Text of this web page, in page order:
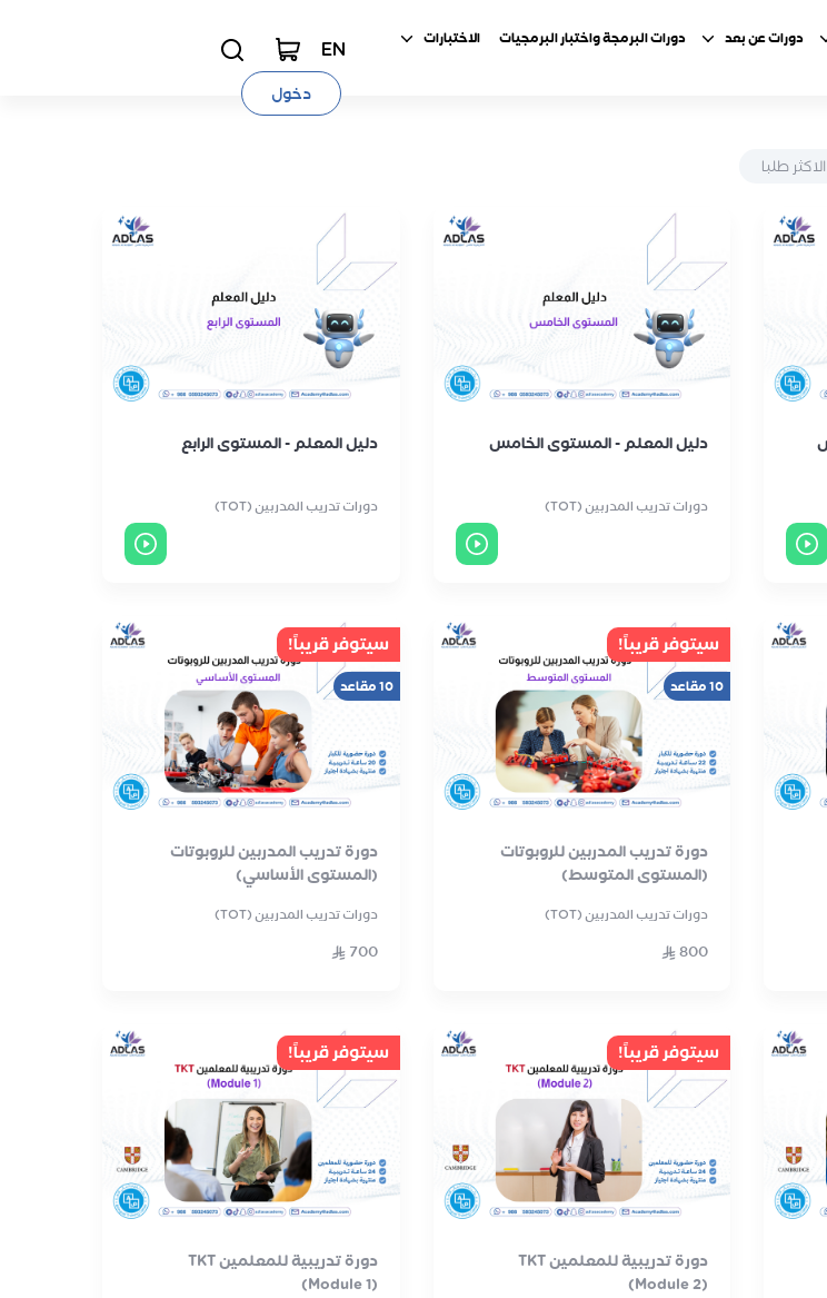
دورات عن بعد دورات البرمجة واختبار البرمجيات
الاختبارات
EN
دخول
الاكثر طلبا
دليل المعلم - المستوى الخامس
دورات تدريب المدربين (TOT)
دليل المعلم - المستوى الرابع
دورات تدريب المدربين (TOT)
سيتوفر قريباً!
10 مقاعد
دورة تدريب المدربين للروبوتات
(المستوى المتوسط)
دورات تدريب المدربين (TOT)
800
سيتوفر قريباً!
10 مقاعد
دورة تدريب المدربين للروبوتات
(المستوى الأساسي)
دورات تدريب المدربين (TOT)
700
سيتوفر قريباً!
دورة تدريبية للمعلمين TKT
(Module 2)
سيتوفر قريباً!
دورة تدريبية للمعلمين TKT
(Module 1)